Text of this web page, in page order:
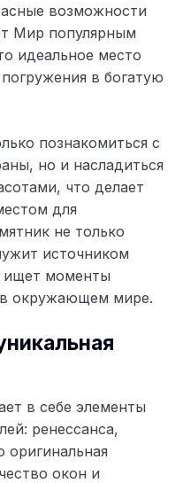
возможности
Мир популярным
идеальное место
в богатую
познакомиться с
но и насладиться
что делает
для
не только
источником
ищет моменты
окружающем мире.
в себе элементы
ренессанса,
оригинальная
окон и